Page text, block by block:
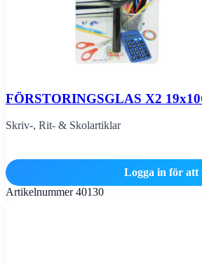
FÖRSTORINGSGLAS X2
Skriv-, Rit- & Skolartiklar
Logga in för att
Artikelnummer40130